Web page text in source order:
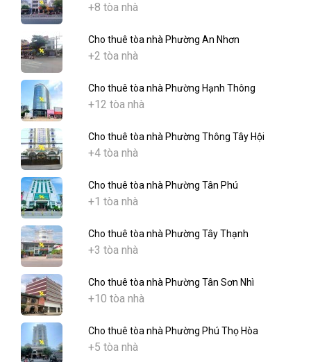
+8 tòa nhà
Cho thuê tòa nhà Phường An Nhơn
+2 tòa nhà
Cho thuê tòa nhà Phường Hạnh Thông
+12 tòa nhà
Cho thuê tòa nhà Phường Thông Tây Hội
+4 tòa nhà
Cho thuê tòa nhà Phường Tân Phú
+1 tòa nhà
Cho thuê tòa nhà Phường Tây Thạnh
+3 tòa nhà
Cho thuê tòa nhà Phường Tân Sơn Nhì
+10 tòa nhà
Cho thuê tòa nhà Phường Phú Thọ Hòa
+5 tòa nhà